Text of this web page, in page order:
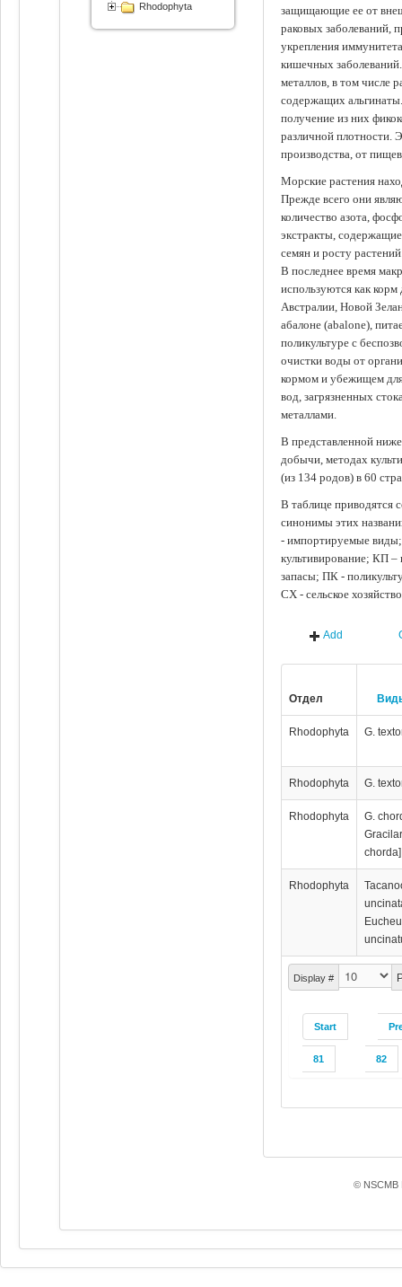
защищающие ее от
раковых заболеваний,
укрепления
кишечных
металлов, в том числе
содержащих
получение из них
различной плотности.
производства, от
Морские растения
Прежде всего они
количество азота,
экстракты,
семян и росту
В последнее время
используются как
Австралии, Новой
абалоне (abalone),
поликультуре с
очистки воды от
кормом и убежищем
вод, загрязненных
металлами.
В представленной
добычи, методах
(из 134 родов) в 60
В таблице приводятся
синонимы этих
- импортируемые
культивирование; КП
запасы; ПК -
СХ - сельское
Add
Отдел
Display #
Start
81 82
Rhodophyta G.
Rhodophyta G.
Rhodophyta
G.
chorda]
Rhodophyta
Rhodophyta
© NSCMB